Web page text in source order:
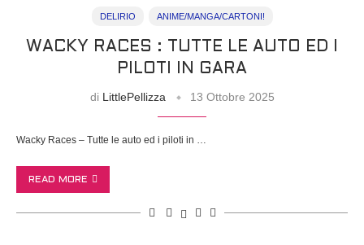
DELIRIO ANIME/MANGA/CARTONI!
WACKY RACES : TUTTE LE AUTO ED I
PILOTI IN GARA
di LittlePellizza 13 Ottobre 2025
Wacky Races – Tutte le auto ed i piloti in …
READ MORE